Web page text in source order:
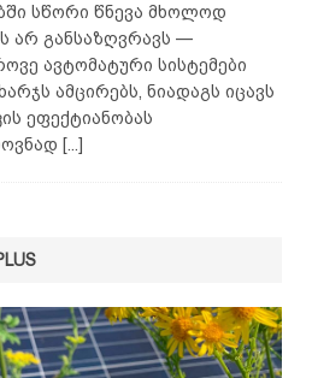
სწორი წნევა მხოლოდ
არ განსაზღვრავს —
ავტომატური სისტემები
ამცირებს, ნიადაგს იცავს
ეფექტიანობას
[...]